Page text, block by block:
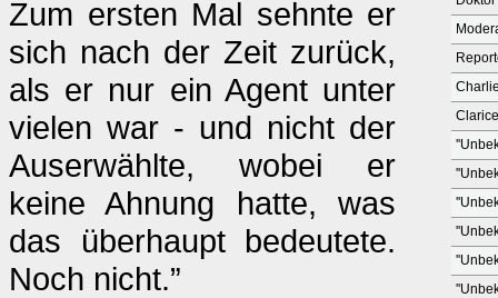
Zum ersten Mal sehnte er
sich nach der Zeit zurück,
als er nur ein Agent unter
vielen war - und nicht der
Auserwählte, wobei er
keine Ahnung hatte, was
das überhaupt bedeutete.
Noch nicht.”
Clarice